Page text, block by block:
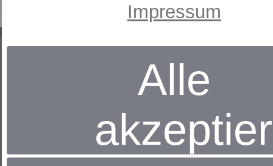
Impressum
Alle